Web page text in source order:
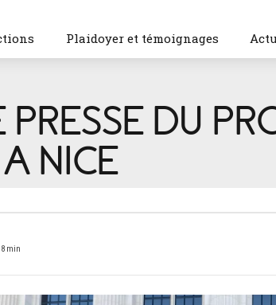
Plaidoyer et témoignages
DU
NICE
8 min